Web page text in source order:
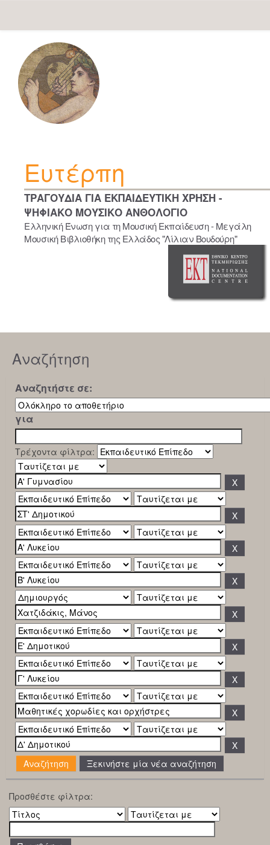
navigation
Ευτέρπη
ΤΡΑΓΟΥΔΙΑ ΓΙΑ ΕΚΠΑΙΔΕΥΤΙΚΗ ΧΡΗΣΗ -
ΨΗΦΙΑΚΟ ΜΟΥΣΙΚΟ ΑΝΘΟΛΟΓΙΟ
Ελληνική Ένωση για τη Μουσική Εκπαίδευση - Μεγάλη
Μουσική Βιβλιοθήκη της Ελλάδος "Λίλιαν Βουδούρη"
Αναζήτηση
Αναζητήστε σε:
για
Τρέχοντα φίλτρα:
Ξεκινήστε μία νέα αναζήτηση
Προσθέστε φίλτρα: